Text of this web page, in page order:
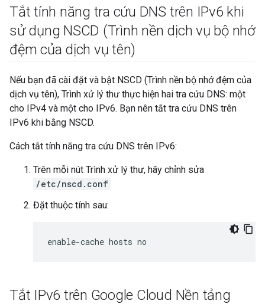
Tắt tính năng tra cứu DNS trên IPv6 khi
sử dụng NSCD (Trình nền dịch vụ bộ nhớ
đệm của dịch vụ tên)
Nếu bạn đã cài đặt và bật NSCD (Trình nền bộ nhớ đệm của
dịch vụ tên), Trình xử lý thư thực hiện hai tra cứu DNS: một
cho IPv4 và một cho IPv6. Bạn nên tắt tra cứu DNS trên
IPv6 khi bằng NSCD.
Cách tắt tính năng tra cứu DNS trên IPv6:
Trên mỗi nút Trình xử lý thư, hãy chỉnh sửa
/etc/nscd.conf
Đặt thuộc tính sau:
enable-cache hosts no
Tắt IPv6 trên Google Cloud Nền tảng